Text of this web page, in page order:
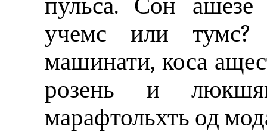
учемс или тумс?
машинати, коса
розень и
марафтольхть од